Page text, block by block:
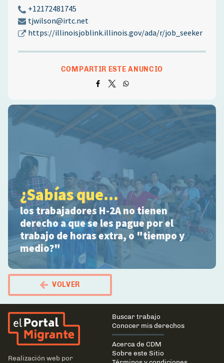
+12172481745
tjwilson@irtc.net
https://illinoisjoblink.illinois.gov/ada/r/job_seeker
COMPARTIR ESTE ANUNCIO
¿Sabías que...
los trabajadores H-2A no tienen
derecho a que se les pague por el
trabajo de horas extra, o "tiempo y
medio?"
VOLVER
El Portal Migrante
Realización web por
Main
navigation
Buscar trabajo
Conocer mis derechos
Acerca de CDM
Sobre este Sitio